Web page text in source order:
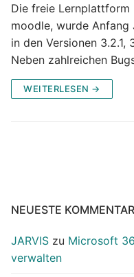
Die freie Lernplattform
moodle, wurde
in den Versionen 3.2.1,
Neben zahlreichen
WEITERLESEN →
NEUESTE
JARVIS zu Microsoft
verwalten